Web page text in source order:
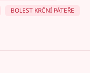
BOLEST KRČNÍ PÁTEŘE